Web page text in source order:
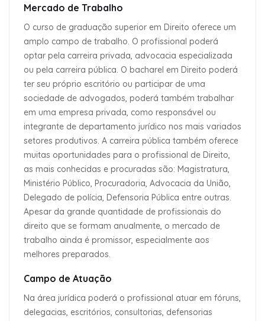
Mercado de Trabalho
O curso de graduação superior em Direito oferece um
amplo campo de trabalho. O profissional poderá
optar pela carreira privada, advocacia especializada
ou pela carreira pública. O bacharel em Direito poderá
ter seu próprio escritório ou participar de uma
sociedade de advogados, poderá também trabalhar
em uma empresa privada, como responsável ou
integrante de departamento jurídico nos mais variados
setores produtivos. A carreira pública também oferece
muitas oportunidades para o profissional de Direito,
as mais conhecidas e procuradas são: Magistratura,
Ministério Público, Procuradoria, Advocacia da União,
Delegado de polícia, Defensoria Pública entre outras.
Apesar da grande quantidade de profissionais do
direito que se formam anualmente, o mercado de
trabalho ainda é promissor, especialmente aos
melhores preparados.
Campo de Atuação
Na área jurídica poderá o profissional atuar em fóruns,
delegacias, escritórios, consultorias, defensorias